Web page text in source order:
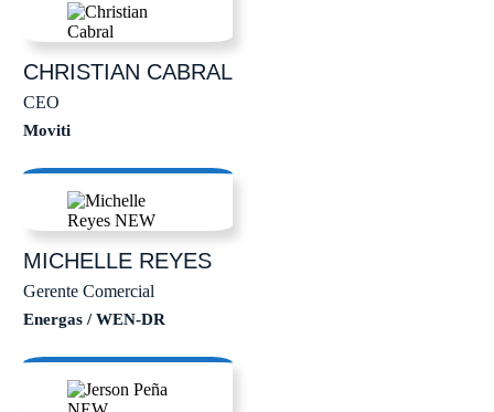
CHRISTIAN CABRAL
CEO
Moviti
MICHELLEREYES
Gerente Comercial
Energas / WEN-DR